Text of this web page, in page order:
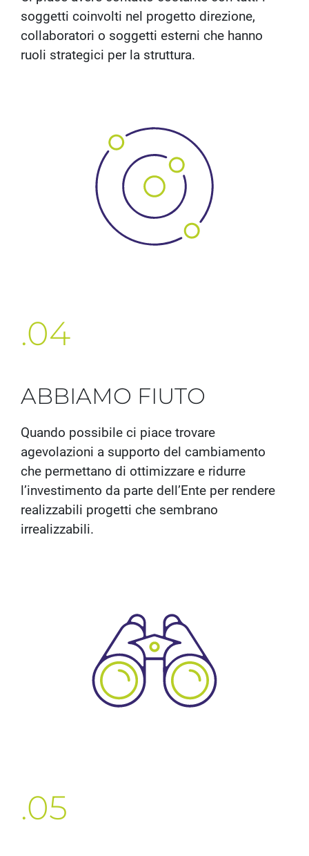
soggetti coinvolti nel progetto direzione,
collaboratori o soggetti esterni che hanno
ruoli strategici per la struttura.
.04
ABBIAMO FIUTO
Quando possibile ci piace trovare
agevolazioni a supporto del cambiamento
che permettano di ottimizzare e ridurre
l’investimento da parte dell’Ente per rendere
realizzabili progetti che sembrano
irrealizzabili.
.05